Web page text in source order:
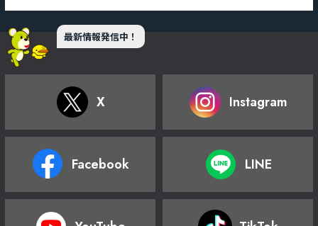
最新情報発信中！
X Instagram
Facebook LINE